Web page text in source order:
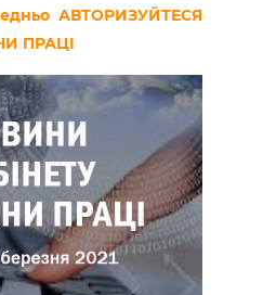
АВТОРИЗУЙТЕСЯ
ПРАЦІ